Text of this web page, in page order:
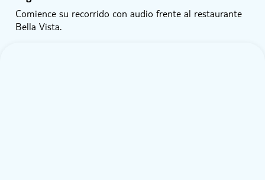
Comience su recorrido con audio frente al restaurante
Bella Vista.